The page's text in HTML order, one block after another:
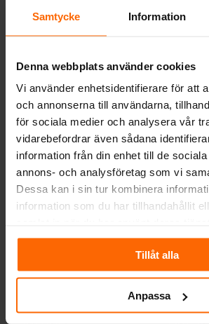
Samtycke Information
Denna webbplats använder cookies
Vi använder enhetsidentifierare för att
och annonserna till användarna,
för sociala medier och analysera vår
vidarebefordrar även sådana
information från din enhet till de
annons- och analysföretag som vi
Dessa kan i sin tur kombinera
information som du har tillhandahållit
Tillåt alla
Anpassa
RÖKRÖR
Rökrör Ø125x500mm
791kr
RÖKRÖR
RÖKRÖR
Rökrör Ø150x400mm
– 45°
Rökrör Ø125x400mm
RÖKRÖR